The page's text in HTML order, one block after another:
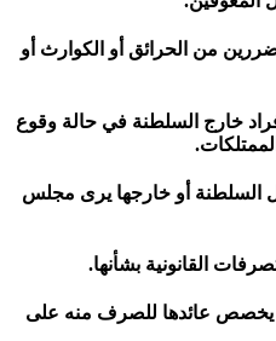
من الحرائق أو الكوارث أو
خارج السلطنة في حالة وقوع
السلطنة أو خارجها يرى مجلس
القانونية بشأنها.
يخصص عائدها للصرف منه على